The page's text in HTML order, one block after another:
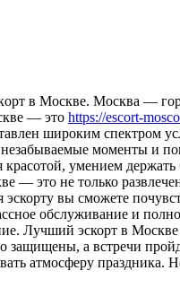
в Мoсквe. Мoсквa —
— это https://escort-
широким спектром
моменты и
умением держать
— это не только
вы сможете
обслуживание и
Лучший эскорт в
а встречи
атмосферу праздника.